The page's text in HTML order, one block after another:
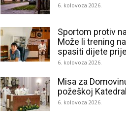
6. kolovoza 2026.
Sportom protiv
Može li trening
spasiti dijete
6. kolovoza 2026.
Misa za
požeškoj
6. kolovoza 2026.